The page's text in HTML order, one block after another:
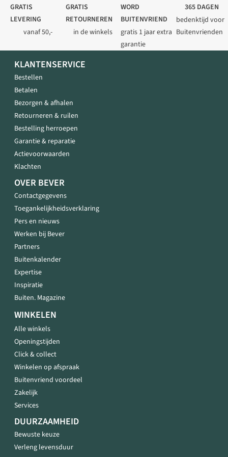
van
goede
GRATIS
LEVERING
vanaf 50,-
GRATIS
RETOURNEREN
in de winkels
WORD
BUITENVRIEND
gratis 1 jaar extra
garantie
365 DAGEN
bedenktijd voor
Buitenvrienden
KLANTENSERVICE
Bestellen
Betalen
Bezorgen & afhalen
Retourneren & ruilen
Bestelling herroepen
Garantie & reparatie
Actievoorwaarden
Klachten
OVER BEVER
Contactgegevens
Toegankelijkheidsverklaring
Pers en nieuws
Werken bij Bever
Partners
Buitenkalender
Expertise
Inspiratie
Buiten. Magazine
WINKELEN
Alle winkels
Openingstijden
Click & collect
Winkelen op afspraak
Buitenvriend voordeel
Zakelijk
Services
DUURZAAMHEID
Bewuste keuze
Verleng levensduur